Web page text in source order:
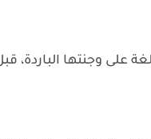
على وجنتها الباردة،